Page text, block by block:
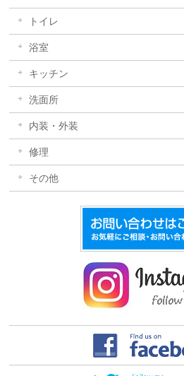
トイレ
浴室
キッチン
洗面所
内装・外装
修理
その他